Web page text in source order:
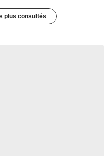
plus consultés